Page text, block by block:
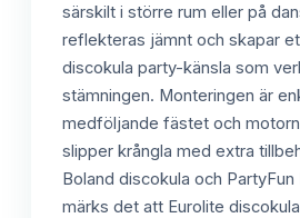
särskilt i större rum eller på
reflekteras jämnt och skapar
discokula party-känsla som
stämningen. Monteringen är
medföljande fästet och
slipper krångla med extra
Boland discokula och
märks det att Eurolite